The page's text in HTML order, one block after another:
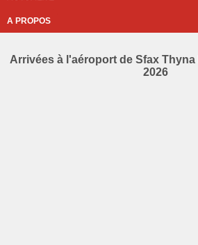
A PROPOS
Arrivées à l'aéroport de Sfax
2026